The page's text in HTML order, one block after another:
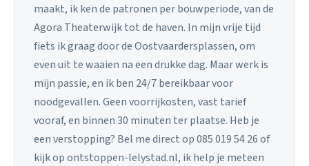
maakt, ik ken de patronen per bouwperiode, van de
Agora Theaterwijk tot de haven. In mijn vrije tijd
fiets ik graag door de Oostvaardersplassen, om
even uit te waaien na een drukke dag. Maar werk is
mijn passie, en ik ben 24/7 bereikbaar voor
noodgevallen. Geen voorrijkosten, vast tarief
vooraf, en binnen 30 minuten ter plaatse. Heb je
een verstopping? Bel me direct op 085 019 54 26 of
kijk op ontstoppen-lelystad.nl, ik help je meteen